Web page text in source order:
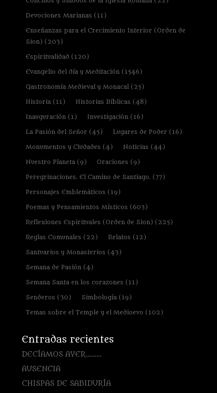
Devociones Marianas (11)
Enseñanzas para el Crecimiento Interior (Orden de
Sion) (203)
Espiritualidad (120)
Evangelio del día y Meditación (1546)
Gastronomía Medieval y Monacal (25)
Historia (11) Historias Bíblicas (48)
Inauguración (1) Investigación (16)
La Pasión del Señor (45) Lugares de Poder (16)
Monumentos y Ciudades (4) Noticias (44)
Nuestro Planeta (9) Oraciones (9)
Peregrinaciones. El Camino de Santiago. (77)
Personajes Emblemáticos (19)
Poemas y Pensamientos Místicos (603)
Reflexiones Espirituales (Orden de Sion) (225)
Reglas Comunales (22) Relatos (12)
Santuarios y Monasterios (43)
Semana de Pasión (4)
Semana Santa en los corazones (11)
Senderos (30) Simbología (19)
Temas sobre el Temple y el Medioevo (102)
Entradas recientes
DECÍAMOS AYER………
AUSENCIA
CHISPAS DE SABIDURÍA